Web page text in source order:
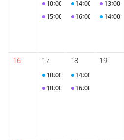
10:00
프로그램 운영
15:00
아동친화드림팀
14:00
프로그램 운영
16:00
주간회의
13:00
14:00
16 17 18 19
10:00
프로그램 운영
10:00
프로그램 운영
14:00
16:00